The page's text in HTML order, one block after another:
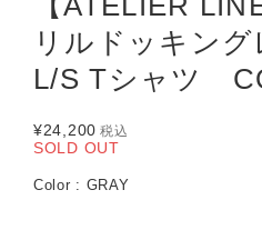
リルドッキング
L/S Tシャツ
¥24,200 税込
SOLD OUT
Color : GRAY